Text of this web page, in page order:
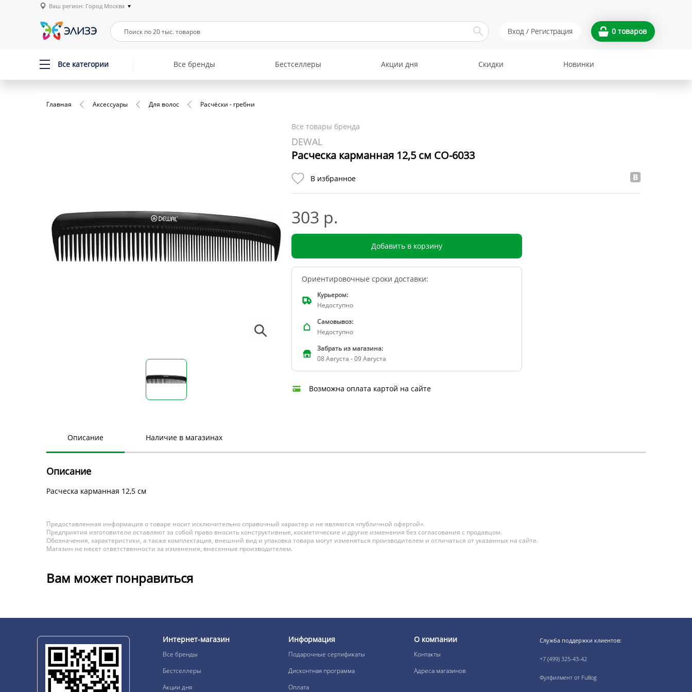
Ваш регион: Город Москва
Вход / Регистрация 0 товаров
Все категории Все бренды Бестселлеры Акции дня Скидки Новинки
Главная Аксессуары Для волос Расчёски - гребни
Все товары бренда
DEWAL
Расческа карманная 12,5 см CO-6033
В избранное
303 р.
Добавить в корзину
Ориентировочные сроки доставки:
Курьером:
Недоступно
Самовывоз:
Недоступно
Забрать из магазина:
08 Августа - 09 Августа
Возможна оплата картой на сайте
Описание Наличие в магазинах
Описание
Расческа карманная 12,5 см
Предоставленная информация о товаре носит исключительно справочный характер и не являются «публичной офертой».
Предприятия изготовители оставляют за собой право вносить конструктивные, косметические и другие изменения без согласования с продавцом.
Обозначения, характеристики, а также комплектация, внешний вид и упаковка товара могут изменяться производителем и отличаться от указанных на сайте.
Магазин не несет ответственности за изменения, внесенные производителем.
Вам может понравиться
Интернет-магазин
Все бренды
Бестселлеры
Акции дня
Информация
Подарочные сертификаты
Дисконтная программа
Оплата
О компании
Контакты
Адреса магазинов
Служба поддержки клиентов:
+7 (499) 325-43-42
Фулфилмент от Fulllog